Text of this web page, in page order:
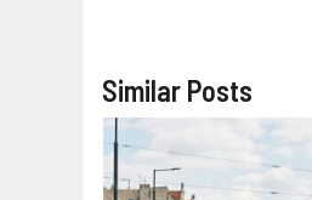
Similar Posts